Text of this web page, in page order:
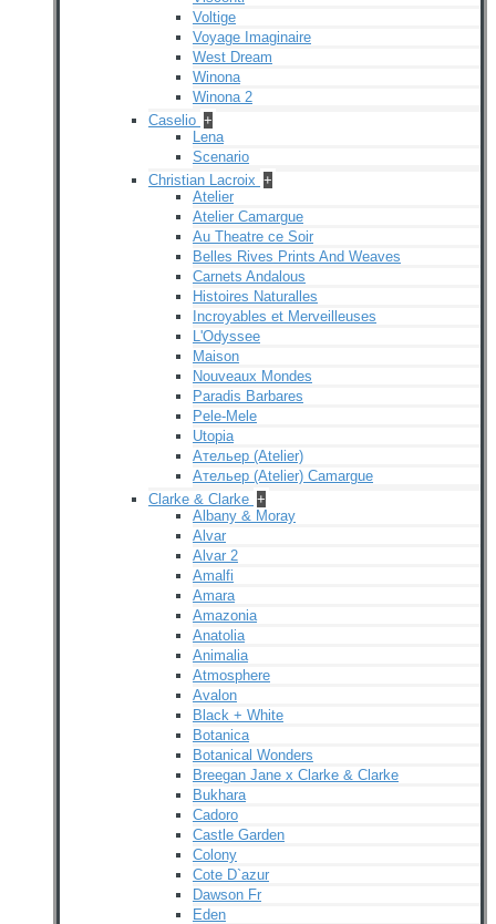
Voltige
Voyage Imaginaire
West Dream
Winona
Winona 2
Caselio +
Lena
Scenario
Christian Lacroix +
Atelier
Atelier Camargue
Au Theatre ce Soir
Belles Rives Prints And Weaves
Carnets Andalous
Histoires Naturalles
Incroyables et Merveilleuses
L'Odyssee
Maison
Nouveaux Mondes
Paradis Barbares
Pele-Mele
Utopia
Ательер (Atelier)
Ательер (Atelier) Camargue
Clarke & Clarke +
Albany & Moray
Alvar
Alvar 2
Amalfi
Amara
Amazonia
Anatolia
Animalia
Atmosphere
Avalon
Black + White
Botanica
Botanical Wonders
Breegan Jane x Clarke & Clarke
Bukhara
Cadoro
Castle Garden
Colony
Cote D`azur
Dawson Fr
Eden